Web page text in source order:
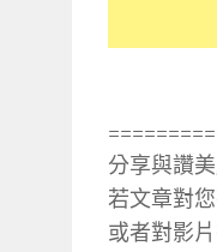
分享與讚
若文章對
或者對影